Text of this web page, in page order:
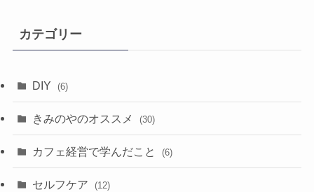
ブ
カテゴリー
DIY (6)
きみのやのオススメ (30)
カフェ経営で学んだこと (6)
セルフケア (12)